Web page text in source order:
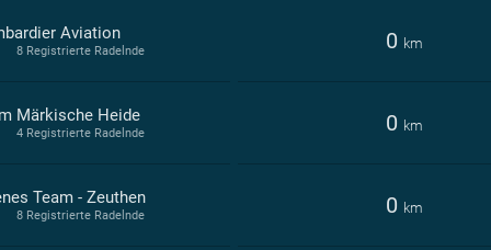
Aviation 0 km
8 Registrierte Radelnde
Märkische Heide 0 km
4 Registrierte Radelnde
Team - Zeuthen 0 km
8 Registrierte Radelnde